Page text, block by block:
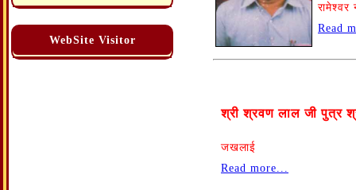
WebSite Visitor
Read
श्री श्रवण लाल जी पुत्र
जखलाई
Read more...